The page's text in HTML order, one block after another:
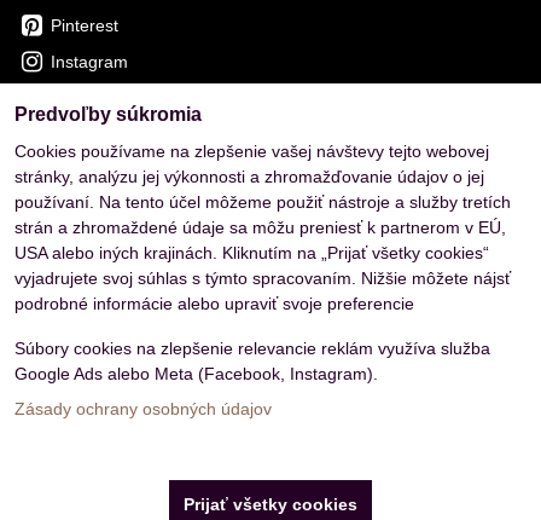
Pinterest
Instagram
Zásady ochrany osobných údajov
Predvoľby súkromia
Cookies používame na zlepšenie vašej návštevy tejto webovej
stránky, analýzu jej výkonnosti a zhromažďovanie údajov o jej
používaní. Na tento účel môžeme použiť nástroje a služby tretích
strán a zhromaždené údaje sa môžu preniesť k partnerom v EÚ,
USA alebo iných krajinách. Kliknutím na „Prijať všetky cookies“
vyjadrujete svoj súhlas s týmto spracovaním. Nižšie môžete nájsť
podrobné informácie alebo upraviť svoje preferencie
Súbory cookies na zlepšenie relevancie reklám využíva služba
Google Ads alebo Meta (Facebook, Instagram).
Zásady ochrany osobných údajov
Prijať všetky cookies